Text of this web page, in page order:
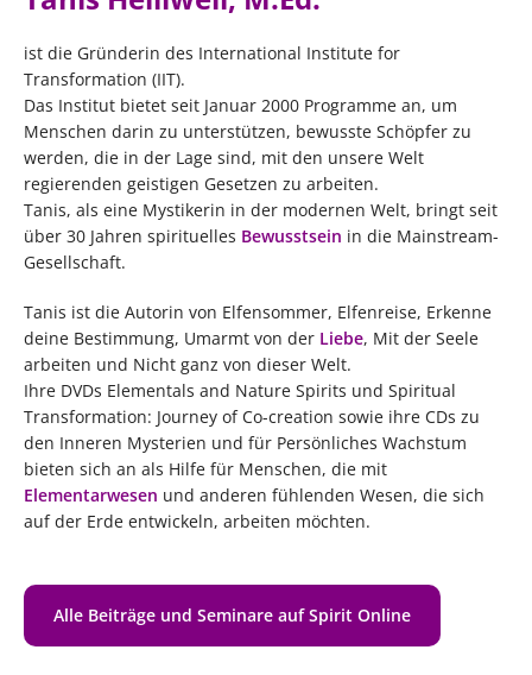
ist die Gründerin des International Institute for
Transformation (IIT).
Das Institut bietet seit Januar 2000 Programme an, um
Menschen darin zu unterstützen, bewusste Schöpfer zu
werden, die in der Lage sind, mit den unsere Welt
regierenden geistigen Gesetzen zu arbeiten.
Tanis, als eine Mystikerin in der modernen Welt, bringt seit
über 30 Jahren spirituelles Bewusstsein in die Mainstream-
Gesellschaft.
Tanis ist die Autorin von Elfensommer, Elfenreise, Erkenne
deine Bestimmung, Umarmt von der Liebe, Mit der Seele
arbeiten und Nicht ganz von dieser Welt.
Ihre DVDs Elementals and Nature Spirits und Spiritual
Transformation: Journey of Co-creation sowie ihre CDs zu
den Inneren Mysterien und für Persönliches Wachstum
bieten sich an als Hilfe für Menschen, die mit
Elementarwesen und anderen fühlenden Wesen, die sich
auf der Erde entwickeln, arbeiten möchten.
Alle Beiträge und Seminare auf Spirit Online